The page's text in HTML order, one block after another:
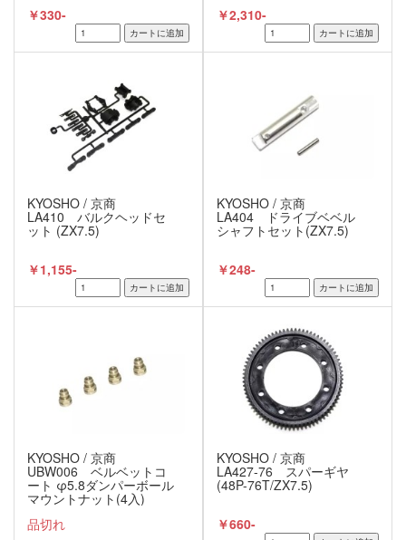
￥330-
￥2,310-
KYOSHO / 京商
LA410 バルクヘッドセ
ット (ZX7.5)
￥1,155-
KYOSHO / 京商
LA404 ドライブベベル
シャフトセット(ZX7.5)
￥248-
KYOSHO / 京商
UBW006 ベルベットコ
ート φ5.8ダンパーボール
マウントナット(4入)
品切れ
KYOSHO / 京商
LA427-76 スパーギヤ
(48P-76T/ZX7.5)
￥660-